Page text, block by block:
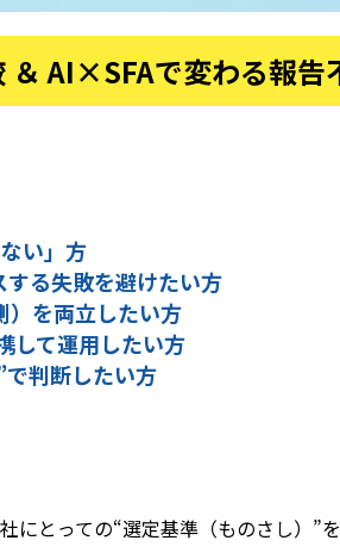
＆ AI×SFAで変わる報
い」方
る失敗を避けたい方
）を両立したい方
して運用したい方
判断したい方
とっての“選定基準（ものさし）”を